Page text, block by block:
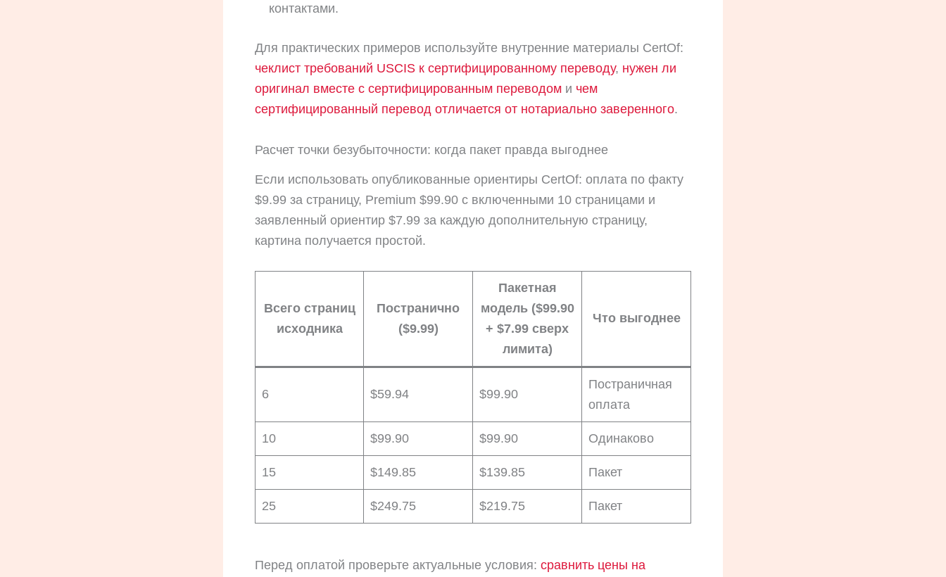
контактами.
Для практических примеров используйте внутренние материалы CertOf:
чеклист требований USCIS к сертифицированному переводу, нужен ли
оригинал вместе с сертифицированным переводом и чем
сертифицированный перевод отличается от нотариально заверенного.
Расчет точки безубыточности: когда пакет правда выгоднее
Если использовать опубликованные ориентиры CertOf: оплата по факту
$9.99 за страницу, Premium $99.90 с включенными 10 страницами и
заявленный ориентир $7.99 за каждую дополнительную страницу,
картина получается простой.
Всего страниц
исходника
Постранично
($9.99)
Пакетная
модель ($99.90
+ $7.99 сверх
лимита)
Что выгоднее
6 $59.94 $99.90
Постраничная
оплата
10 $99.90 $99.90 Одинаково
15 $149.85 $139.85 Пакет
25 $249.75 $219.75 Пакет
Перед оплатой проверьте актуальные условия: сравнить цены на